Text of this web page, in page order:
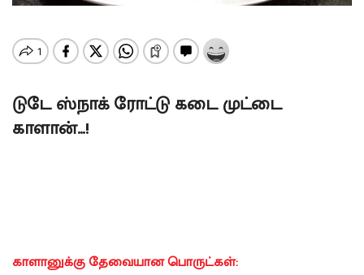
டுடே ஸ்நாக் ரோட்டு கடை முட்டை
காளான்…!
காளானுக்கு தேவையான பொருட்கள்: